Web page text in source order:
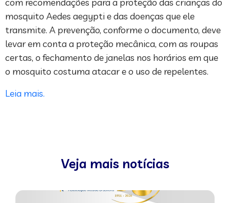
com recomendações para a proteção das crianças do
mosquito Aedes aegypti e das doenças que ele
transmite. A prevenção, conforme o documento, deve
levar em conta a proteção mecânica, com as roupas
certas, o fechamento de janelas nos horários em que
o mosquito costuma atacar e o uso de repelentes.
Leia mais.
Veja mais notícias